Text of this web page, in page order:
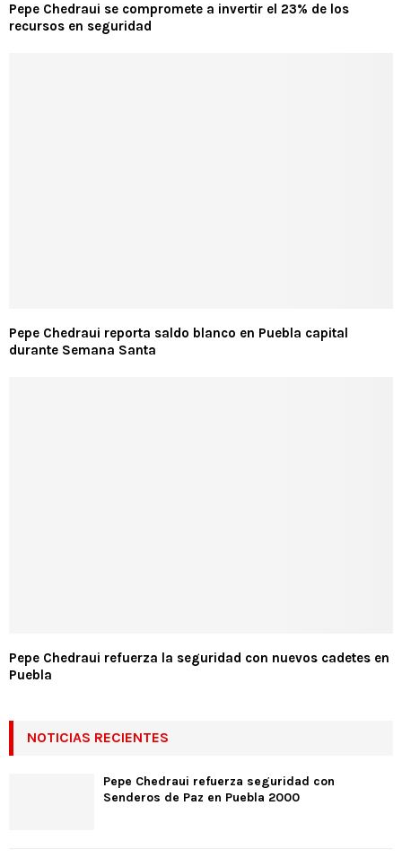
Pepe Chedraui se compromete a invertir el 23% de los
recursos en seguridad
Pepe Chedraui reporta saldo blanco en Puebla capital
durante Semana Santa
Pepe Chedraui refuerza la seguridad con nuevos cadetes en
Puebla
NOTICIAS RECIENTES
Pepe Chedraui refuerza seguridad con
Senderos de Paz en Puebla 2000